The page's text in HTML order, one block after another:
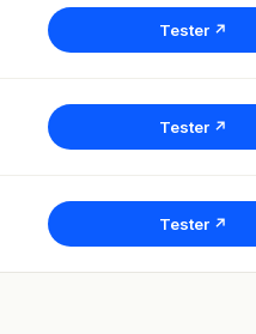
Tester ↗
Tester ↗
Tester ↗